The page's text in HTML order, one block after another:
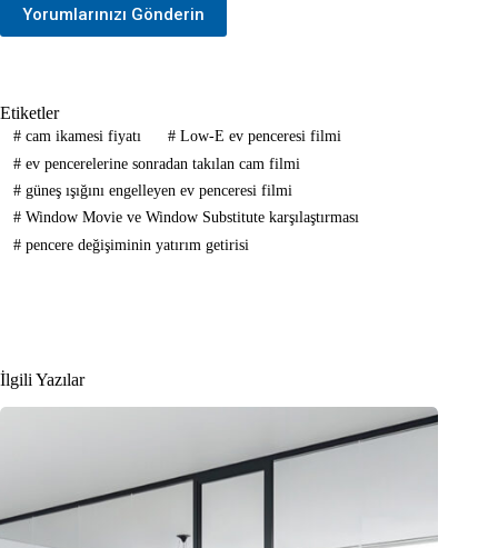
Yorumlarınızı Gönderin
Etiketler
#cam ikamesi fiyatı #Low-E ev penceresi filmi
#ev pencerelerine sonradan takılan cam filmi
#güneş ışığını engelleyen ev penceresi filmi
#Window Movie ve Window Substitute karşılaştırması
#pencere değişiminin yatırım getirisi
İlgili Yazılar